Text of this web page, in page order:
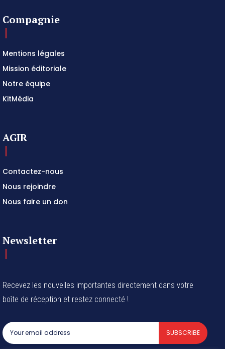
Compagnie
Mentions légales
Mission éditoriale
Notre équipe
KitMédia
AGIR
Contactez-nous
Nous rejoindre
Nous faire un don
Newsletter
Recevez les nouvelles importantes directement dans votre
boîte de réception et restez connecté !
SUBSCRIBE